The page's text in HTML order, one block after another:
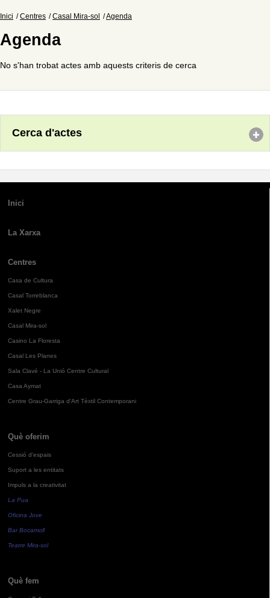
Inici Centres Casal Mira-sol Agenda
Agenda
No s'han trobat actes amb aquests criteris de cerca
Cerca d'actes
Inici
La Xarxa
Centres
Casa de Cultura
Casal Torreblanca
Xalet Negre
Casal Mira-sol
Casino La Floresta
Casal Les Planes
Sala Clavé - La Unió Centre Cultural
Casa Aymat
Centre Grau-Garriga d'Art Tèxtil Contemporani
Què oferim
Cessió d'espais
Suport a les entitats
Impuls a la creativitat
La Pua
Oficina Jove
Bar Bocamoll
Teatre Mira-sol
Què fem